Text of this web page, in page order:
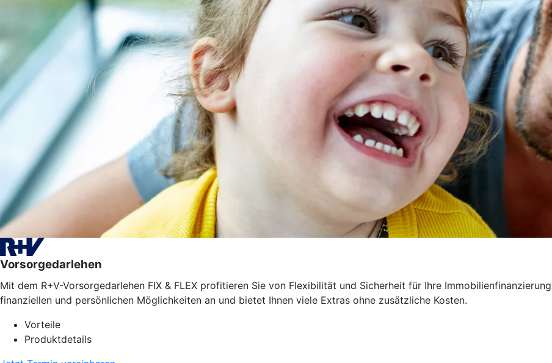
Vorsorgedarlehen
Mit dem R+V-Vorsorgedarlehen FIX & FLEX profitieren Sie von Flexibilität und Sicherheit für Ihre
finanziellen und persönlichen Möglichkeiten an und bietet Ihnen viele Extras ohne zusätzliche Kosten.
Vorteile
Produktdetails